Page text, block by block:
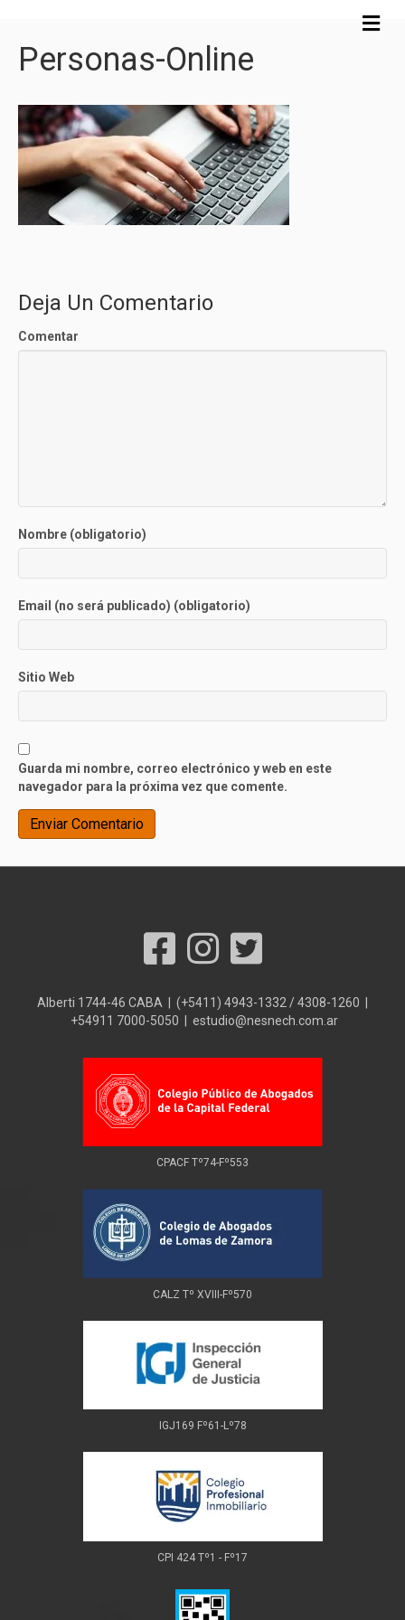
M
e
Personas-Online
Deja Un Comentario
Comentar
Nombre (obligatorio)
Email (no será publicado) (obligatorio)
Sitio Web
Guarda mi nombre, correo electrónico y web en este
navegador para la próxima vez que comente.
Alberti 1744-46 CABA | (+5411) 4943-1332 / 4308-1260 |
+54911 7000-5050 | estudio@nesnech.com.ar
CPACF Tº74-Fº553
CALZ Tº XVIII-Fº570
IGJ169 Fº61-Lº78
CPI 424 Tº1 - Fº17